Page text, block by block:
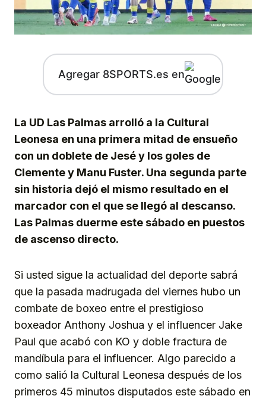
Agregar 8SPORTS.es en
La UD Las Palmas arrolló a la Cultural
Leonesa en una primera mitad de ensueño
con un doblete de Jesé y los goles de
Clemente y Manu Fuster. Una segunda parte
sin historia dejó el mismo resultado en el
marcador con el que se llegó al descanso.
Las Palmas duerme este sábado en puestos
de ascenso directo.
Si usted sigue la actualidad del deporte sabrá
que la pasada madrugada del viernes hubo un
combate de boxeo entre el prestigioso
boxeador Anthony Joshua y el influencer Jake
Paul que acabó con KO y doble fractura de
mandíbula para el influencer. Algo parecido a
como salió la Cultural Leonesa después de los
primeros 45 minutos disputados este sábado en